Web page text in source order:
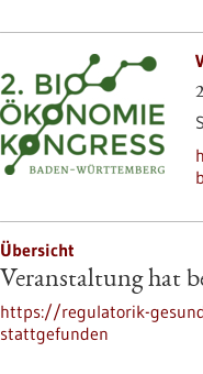
Übersicht
Veranstaltung hat
https://regulatorik-
stattgefunden